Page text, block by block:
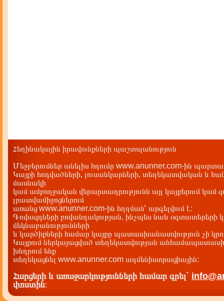
Հեղինակային իրավունքների պաշտպանություն
Մեջբերումներ անելիս հղումը www.anunner.com-ին
Կայքի հոդվածների, լուսանկարների, տեղեկատվական և
մասնակի
կամ ամբողջական վերարտադրությունն այլ կայքերում կամ
լրատվամիջոցներում
առանց www.anunner.com-ին հղղման՝ արգելվում է:
Գովազդների բովանդակության, ինչպես նաև օգտատերերի
մեկնաբանությունների
և կարծիքների համար կայքը պատասխանատվություն չի
Կայքում ներկայացված տեղեկատվության
խնդրում ենք
տեղեկացնել www.anunner.com ադմենիստրացիային:
Հարցերի և առաջարկությունների համար գրել`
փոստին: